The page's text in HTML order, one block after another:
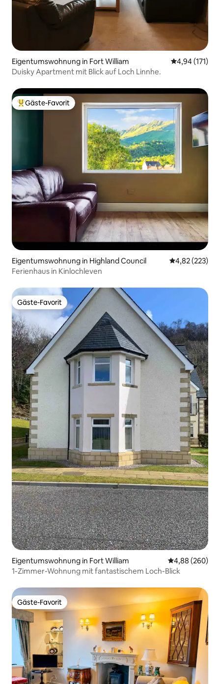
Eigentumswohnung in Fort William
4,94 (171)
Duisky Apartment mit Blick auf Loch Linnhe.
Beliebter Gäste-Favorit.
Gäste-Favorit
Eigentumswohnung in Highland Council
4,82 (223)
Ferienhaus in Kinlochleven
Gäste-Favorit
Gäste-Favorit
Eigentumswohnung in Fort William
4,88 (260)
1-Zimmer-Wohnung mit fantastischem Loch-Blick
Gäste-Favorit
Gäste-Favorit